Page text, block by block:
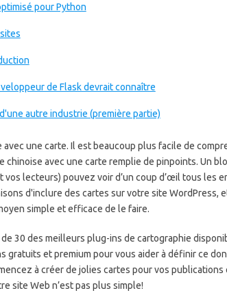
pour Python
de Flask devrait connaître
autre industrie (première partie)
une carte. Il est beaucoup plus facile de
avec une carte remplie de pinpoints. Un
lecteurs) pouvez voir d’un coup d’œil tous les
d'inclure des cartes sur votre site WordPress,
simple et efficace de le faire.
30 des meilleurs plug-ins de cartographie
gratuits et premium pour vous aider à définir ce
à créer de jolies cartes pour vos publications
site Web n’est pas plus simple!